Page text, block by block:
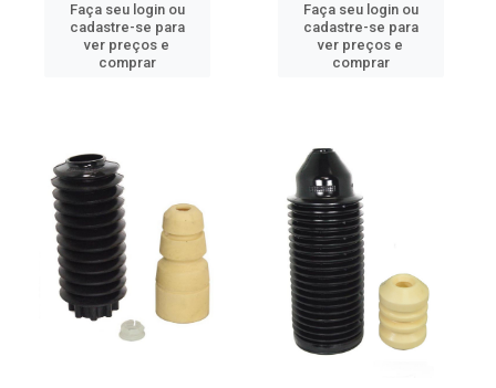
Faça seu login ou
cadastre-se para
ver preços e
comprar
Faça seu login ou
cadastre-se para
ver preços e
comprar